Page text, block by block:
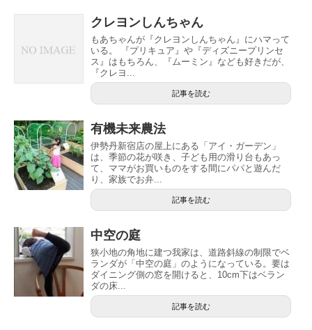
クレヨンしんちゃん
もあちゃんが『クレヨンしんちゃん』にハマって
いる。 『プリキュア』や『ディズニープリンセ
ス』はもちろん、『ムーミン』なども好きだが、
『クレヨ...
記事を読む
有機未来農法
伊勢丹新宿店の屋上にある「アイ・ガーデン」
は、季節の花が咲き、子ども用の滑り台もあっ
て、ママがお買いものをする間にパパと遊んだ
り、家族でお弁...
記事を読む
中空の庭
狭小地の角地に建つ我家は、道路斜線の制限でベ
ランダが「中空の庭」のようになっている。要は
ダイニング側の窓を開けると、10cm下はベラン
ダの床...
記事を読む